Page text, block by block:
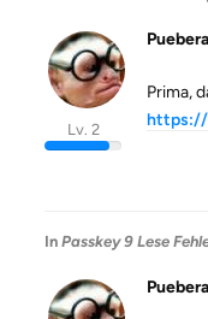
Lv. 2
Prima,
https://
In Passkey 9 Lese